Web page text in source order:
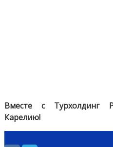
Вместе с Турхолдинг
Карелию!